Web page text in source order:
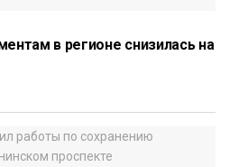
в регионе снизилась на